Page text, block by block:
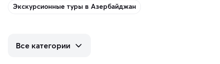
Экскурсионные туры в Азербайджан
Все категории